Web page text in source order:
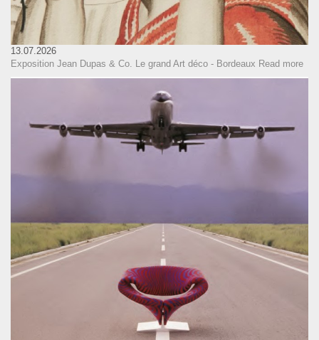
13.07.2026
Exposition Jean Dupas & Co. Le grand Art déco - Bordeaux Read more